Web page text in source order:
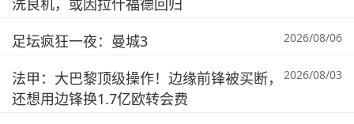
洗良机，或因拉什福德回归
足坛疯狂一夜：曼城3 2026/08/06
法甲：大巴黎顶级操作！边缘前锋被买断，
还想用边锋换1.7亿欧转会费
2026/08/03